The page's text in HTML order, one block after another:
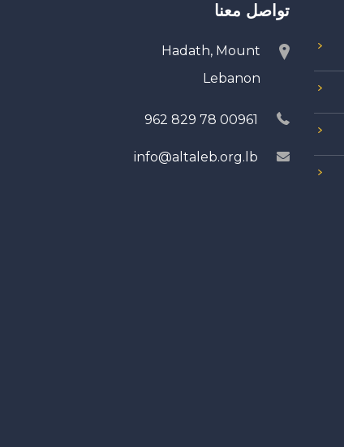
تواصل معنا
Hadath, Mount
Lebanon
00961 78 829 962
info@altaleb.org.lb